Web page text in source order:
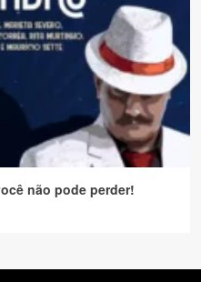
não pode perder!